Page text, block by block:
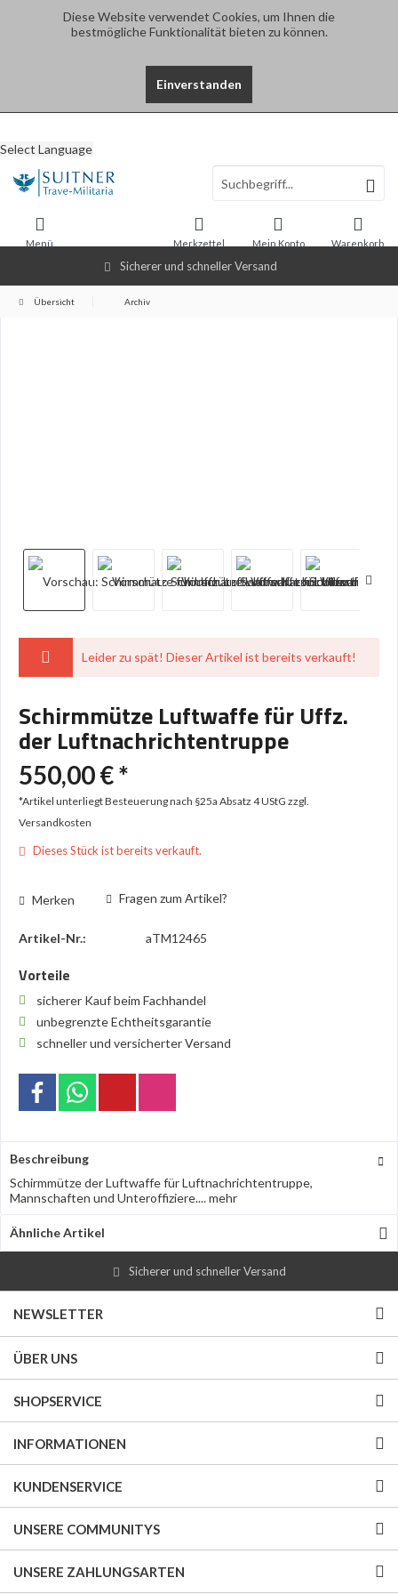
Diese Website verwendet Cookies, um Ihnen die
bestmögliche Funktionalität bieten zu können.
Einverstanden
Sicherer und schneller Versand
Select Language
Warenkorb
Merkzettel Mein Konto
Menü
Übersicht Archiv
Leider zu spät! Dieser Artikel ist bereits verkauft!
Schirmmütze Luftwaffe für Uffz.
der Luftnachrichtentruppe
550,00 € *
*Artikel unterliegt Besteuerung nach §25a Absatz 4 UStG zzgl.
Versandkosten
Dieses Stück ist bereits verkauft.
Merken Fragen zum Artikel?
Artikel-Nr.: aTM12465
Vorteile
sicherer Kauf beim Fachhandel
unbegrenzte Echtheitsgarantie
schneller und versicherter Versand
Beschreibung
Schirmmütze der Luftwaffe für Luftnachrichtentruppe,
Mannschaften und Unteroffiziere....mehr
Ähnliche Artikel
Sicherer und schneller Versand
NEWSLETTER
ÜBER UNS
SHOPSERVICE
INFORMATIONEN
KUNDENSERVICE
UNSERE COMMUNITYS
UNSERE ZAHLUNGSARTEN